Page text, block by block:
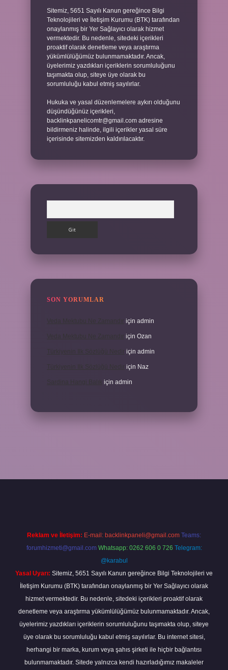
Sitemiz, 5651 Sayılı Kanun gereğince Bilgi
Teknolojileri ve İletişim Kurumu (BTK) tarafından
onaylanmış bir Yer Sağlayıcı olarak hizmet
vermektedir. Bu nedenle, sitedeki içerikleri
proaktif olarak denetleme veya araştırma
yükümlülüğümüz bulunmamaktadır. Ancak,
üyelerimiz yazdıkları içeriklerin sorumluluğunu
taşımakta olup, siteye üye olarak bu
sorumluluğu kabul etmiş sayılırlar.
Hukuka ve yasal düzenlemelere aykırı olduğunu
düşündüğünüz içerikleri,
backlinkpanelicomtr@gmail.com adresine
bildirmeniz halinde, ilgili içerikler yasal süre
içerisinde sitemizden kaldırılacaktır.
SON YORUMLAR
için admin
için Ozan
için admin
için Naz
için admin
Reklam ve İletişim: E-mail: backlinkpaneli@gmail.com Teams:
forumhizmeti@gmail.com Whatsapp: 0262 606 0 726 Telegram:
@karabul
Yasal Uyarı: Sitemiz, 5651 Sayılı Kanun gereğince Bilgi Teknolojileri ve
İletişim Kurumu (BTK) tarafından onaylanmış bir Yer Sağlayıcı olarak
hizmet vermektedir. Bu nedenle, sitedeki içerikleri proaktif olarak
denetleme veya araştırma yükümlülüğümüz bulunmamaktadır. Ancak,
üyelerimiz yazdıkları içeriklerin sorumluluğunu taşımakta olup, siteye
üye olarak bu sorumluluğu kabul etmiş sayılırlar. Bu internet sitesi,
herhangi bir marka, kurum veya şahıs şirketi ile hiçbir bağlantısı
bulunmamaktadır. Sitede yalnızca kendi hazırladığımız makaleler